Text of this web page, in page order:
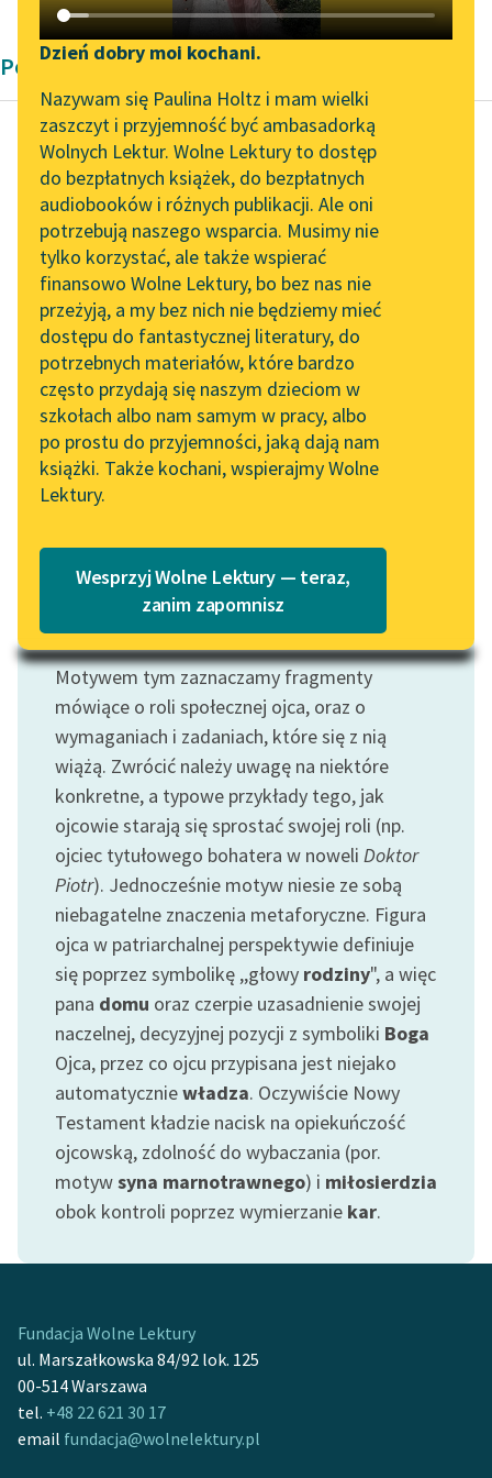
Katalog DAISY
Podkasty o książkach
Zgłoś brak utworu
Aktualności
Zapraszamy na spotkanie
online z tłumaczkami
literatury skandynawskiej
Spotkanie z Katarzyną
Tunkiel w Oslo
Wolne Lektury na 32.
Pol’and’Rock Festivalu
„Kochanek Lady
Chatterley” do słuchania
na Wolnych Lekturach
Nowy audiobook –
„Marzenie o Oriencie”
Lektury szkolne i klasyka
literatury do słuchania dla
uczennic i uczniów z
niepełnosprawnościami
E-kolekcja lektur
szkolnych i literatury do
słuchania dla uczennic i
uczniów z
niepełnosprawnościami
Feministyczne inspiracje.
Popularyzacja
skandynawskiej literatury
feministycznej
Ręce pełne poezji
Kolekcje edukacyjne
twórców przechodzących
do domeny publicznej,
lektur szkolnych oraz
Starego Testamentu
Narzędzia
Mapa Wolnych Lektur
Leśmianator
Przewodnik dla piszących i
czytających
API
OAI-PMH
Widget Wolnych Lektur
Przypisy
Katalog w formacie PDF
O nas
Kontakt
O projekcie
Dzień dobry moi kochani.
Nazywam się Paulina Holtz i mam wielki
zaszczyt i przyjemność być ambasadorką
Wolnych Lektur. Wolne Lektury to dostęp
do bezpłatnych książek, do bezpłatnych
audiobooków i różnych publikacji. Ale oni
potrzebują naszego wsparcia. Musimy nie
tylko korzystać, ale także wspierać
finansowo Wolne Lektury, bo bez nas nie
przeżyją, a my bez nich nie będziemy mieć
dostępu do fantastycznej literatury, do
potrzebnych materiałów, które bardzo
często przydają się naszym dzieciom w
szkołach albo nam samym w pracy, albo
po prostu do przyjemności, jaką dają nam
książki. Także kochani, wspierajmy Wolne
Lektury.
Wesprzyj Wolne Lektury — teraz,
zanim zapomnisz
Poemat Cyprian Kamil Norwid
Cyprian Kamil Norwid
Rzecz o wolności
słowa
Kto ma uszy ku
słuchaniu, niechże
wysłucha, która
godzina na zegarze
Europy tej uderzyła —
Europy...
Motyw: Ojciec
Motywem tym zaznaczamy fragmenty
mówiące o roli społecznej ojca, oraz o
wymaganiach i zadaniach, które się z nią
wiążą. Zwrócić należy uwagę na niektóre
konkretne, a typowe przykłady tego, jak
ojcowie starają się sprostać swojej roli (np.
ojciec tytułowego bohatera w noweli Doktor
Piotr). Jednocześnie motyw niesie ze sobą
niebagatelne znaczenia metaforyczne. Figura
ojca w patriarchalnej perspektywie definiuje
się poprzez symbolikę ,,głowy rodziny", a więc
pana domu oraz czerpie uzasadnienie swojej
naczelnej, decyzyjnej pozycji z symboliki Boga
Ojca, przez co ojcu przypisana jest niejako
automatyczniewładza. Oczywiście Nowy
Testament kładzie nacisk na opiekuńczość
ojcowską, zdolność do wybaczania (por.
motywsyna marnotrawnego) i miłosierdzia
obok kontroli poprzez wymierzanie kar.
Fundacja Wolne Lektury
ul. Marszałkowska 84/92 lok. 125
00-514 Warszawa
tel. +48 22 621 30 17
email fundacja@wolnelektury.pl